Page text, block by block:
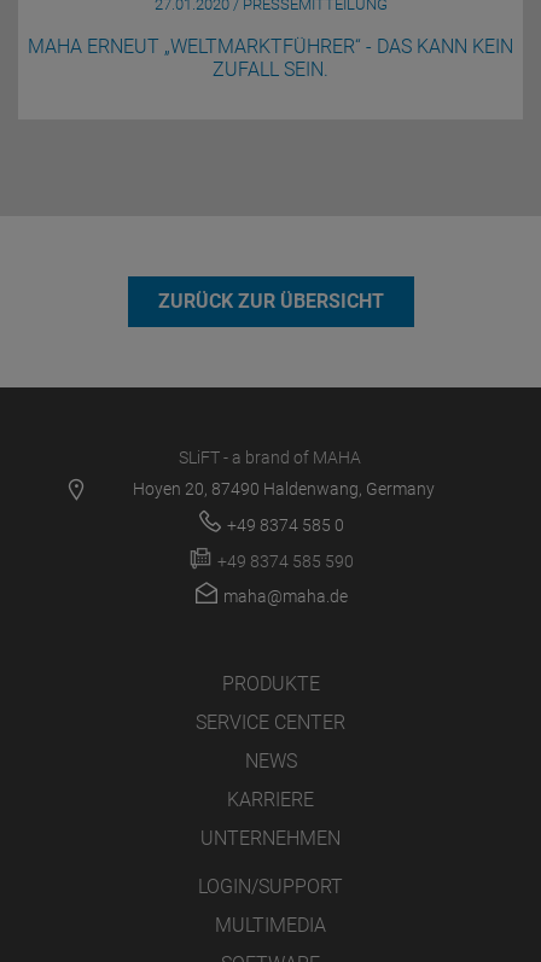
27.01.2020 / PRESSEMITTEILUNG
MAHA ERNEUT „WELTMARKTFÜHRER“ - DAS KANN KEIN
ZUFALL SEIN.
ZURÜCK ZUR ÜBERSICHT
SLiFT - a brand of MAHA
Hoyen 20, 87490 Haldenwang, Germany
+49 8374 585 0
+49 8374 585 590
maha@maha.de
PRODUKTE
SERVICE CENTER
NEWS
KARRIERE
UNTERNEHMEN
LOGIN/SUPPORT
MULTIMEDIA